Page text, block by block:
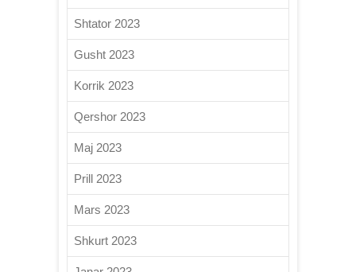
Shtator 2023
Gusht 2023
Korrik 2023
Qershor 2023
Maj 2023
Prill 2023
Mars 2023
Shkurt 2023